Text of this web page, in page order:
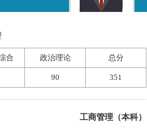
合 政治理论 总分
90 351
工商管理（本科）